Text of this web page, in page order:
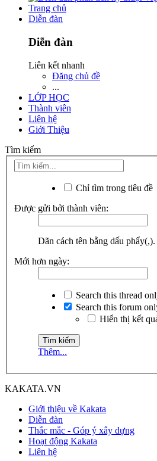
Trang chủ
Diễn đàn
Diễn đàn
Liên kết nhanh
Đăng chủ đề
...
LỚP HỌC
Thành viên
Liên hệ
Giới Thiệu
Tìm kiếm
Chỉ tìm trong tiêu đề
Được gửi bởi thành viên:
Dãn cách tên bằng dấu phẩy(,).
Mới hơn ngày:
Search this thread
Search this forum
Hiển thị kết
Thêm...
KAKATA.VN
Giới thiệu về Kakata
Diễn đàn
Thắc mắc - Góp ý xây dựng
Hoạt động Kakata
Liên hệ